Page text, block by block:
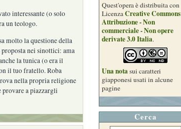
interessante (o solo
un teologo.
molto la questione della
nei sinottici: ama
la tunica (o era il
il tuo fratello. Roba
nella propria religione
a piazzargli
Quest'opera è distribuita con
LicenzaCreative Commons
Attribuzione - Non
commerciale - Non opere
derivate 3.0 Italia.
Una notasui caratteri
giapponesi usati in alcune
pagine
Cerca